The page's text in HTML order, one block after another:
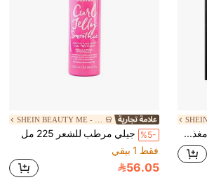
KIKO Milano رذاذ شعر مغذي ومحمي 100 مل %5-
جيلي مرطب للشعر 225 مل
فقط 1 بيقي
56.05